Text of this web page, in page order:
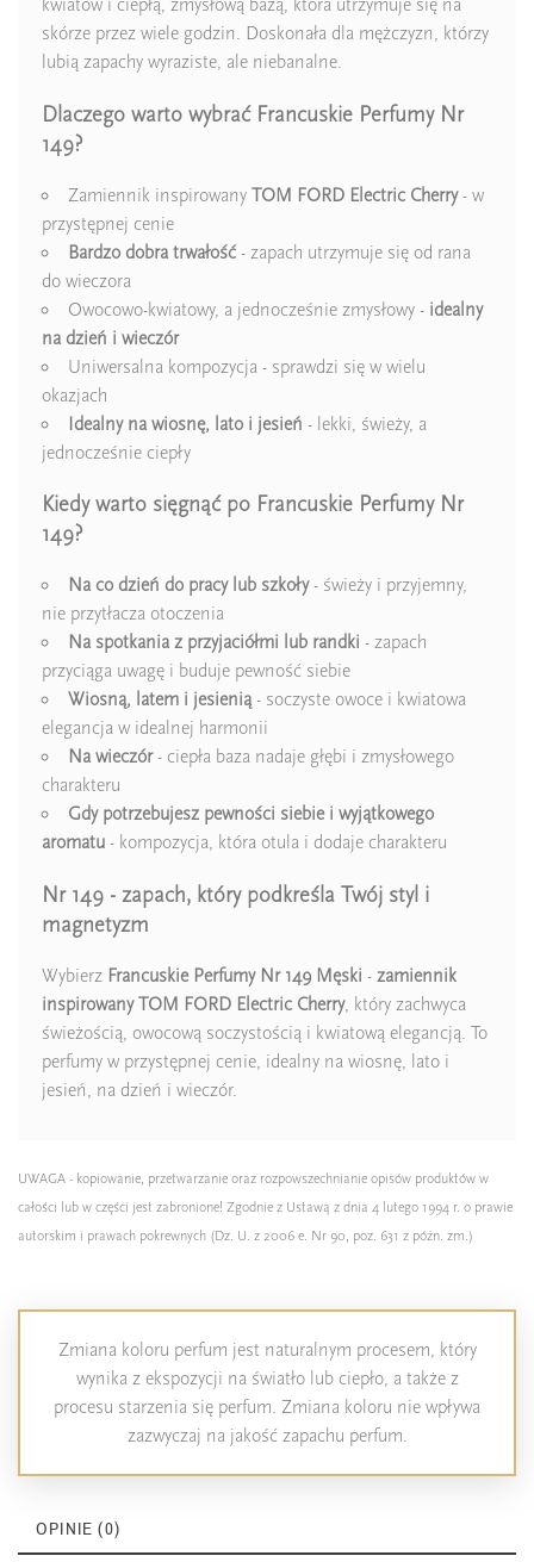
kwiatów i ciepłą, zmysłową bazą, która utrzymuje się na
skórze przez wiele godzin. Doskonała dla mężczyzn, którzy
lubią zapachy wyraziste, ale niebanalne.
Dlaczego warto wybrać Francuskie Perfumy Nr
149?
Zamiennik inspirowany TOM FORD Electric Cherry- w
przystępnej cenie
Bardzo dobra trwałość- zapach utrzymuje się od rana
do wieczora
Owocowo-kwiatowy, a jednocześnie zmysłowy - idealny
na dzień i wieczór
Uniwersalna kompozycja - sprawdzi się w wielu
okazjach
Idealny na wiosnę, lato i jesień - lekki, świeży, a
jednocześnie ciepły
Kiedy warto sięgnąć po Francuskie Perfumy Nr
149?
Na co dzień do pracy lub szkoły- świeży i przyjemny,
nie przytłacza otoczenia
Na spotkania z przyjaciółmi lub randki - zapach
przyciąga uwagę i buduje pewność siebie
Wiosną, latem i jesienią - soczyste owoce i kwiatowa
elegancja w idealnej harmonii
Na wieczór- ciepła baza nadaje głębi i zmysłowego
charakteru
Gdy potrzebujesz pewności siebie i wyjątkowego
aromatu - kompozycja, która otula i dodaje charakteru
Nr 149 - zapach, który podkreśla Twój styl i
magnetyzm
Wybierz Francuskie Perfumy Nr 149 Męski - zamiennik
inspirowany TOM FORD Electric Cherry, który zachwyca
świeżością, owocową soczystością i kwiatową elegancją. To
perfumy w przystępnej cenie, idealny na wiosnę, lato i
jesień, na dzień i wieczór.
UWAGA - kopiowanie, przetwarzanie oraz rozpowszechnianie opisów produktów w
całości lub w części jest zabronione! Zgodnie z Ustawą z dnia 4 lutego 1994 r. o prawie
autorskim i prawach pokrewnych (Dz. U. z 2006 e. Nr 90, poz. 631 z późn. zm.)
Zmiana koloru perfum jest naturalnym procesem, który
wynika z ekspozycji na światło lub ciepło, a także z
procesu starzenia się perfum. Zmiana koloru nie wpływa
zazwyczaj na jakość zapachu perfum.
OPINIE (0)